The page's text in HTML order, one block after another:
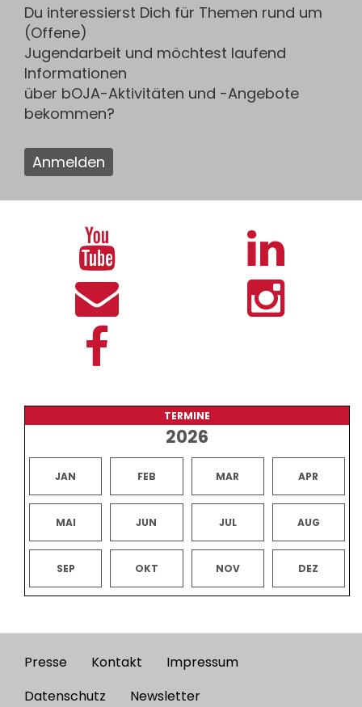
Du interessierst Dich für Themen rund um
(Offene)
Jugendarbeit und möchtest laufend
Informationen
über bOJA-Aktivitäten und -Angebote
bekommen?
Anmelden
TERMINE
2026
JAN FEB MAR APR
MAI JUN JUL AUG
SEP OKT NOV DEZ
Footer
Presse Kontakt
Impressum
Datenschutz
Newsletter